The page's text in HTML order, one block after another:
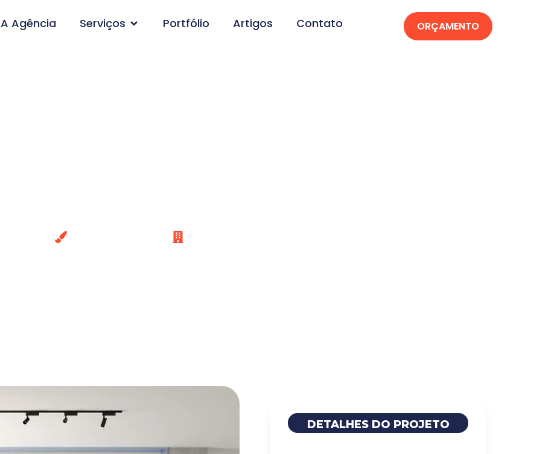
A Agência Serviços Portfólio Artigos Contato ORÇAMENTO
DETALHES DO PROJETO